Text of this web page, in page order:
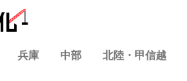
兵庫 中部 北陸・甲信越